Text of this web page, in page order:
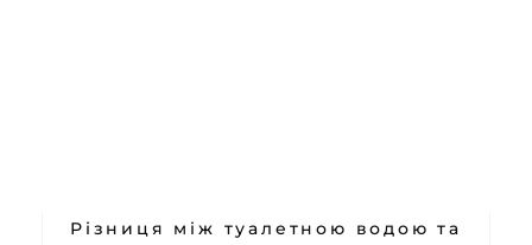
Різниця між туалетною водою та